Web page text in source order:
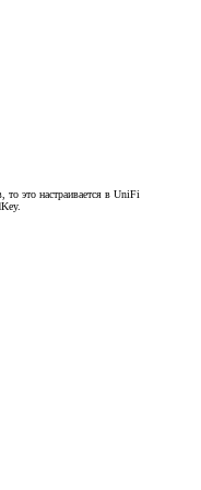
это настраивается в UniFi